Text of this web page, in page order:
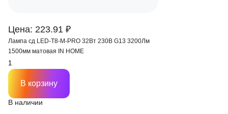
Цена: 223.91 ₽
Лампа сд LED-T8-М-PRO 32Вт 230В G13 3200Лм
1500мм матовая IN HOME
В наличии
В корзину